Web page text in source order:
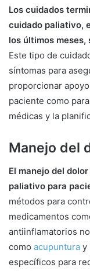
Los cuidados
cuidado paliativo,
los últimos meses,
Este tipo de
síntomas para
proporcionar
paciente como
médicas y la
Manejo del
El manejo del
paliativo para
métodos para
medicamentos
antiinflamatorios
como acupuntura y
específicos para